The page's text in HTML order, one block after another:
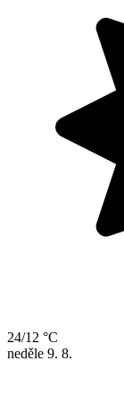
24/12 °C
neděle 9. 8.